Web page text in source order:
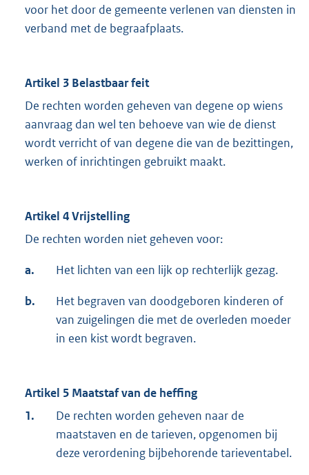
voor het door de gemeente verlenen van diensten in
verband met de begraafplaats.
Artikel 3 Belastbaar feit
De rechten worden geheven van degene op wiens
aanvraag dan wel ten behoeve van wie de dienst
wordt verricht of van degene die van de bezittingen,
werken of inrichtingen gebruikt maakt.
Artikel 4 Vrijstelling
De rechten worden niet geheven voor:
a. Het lichten van een lijk op rechterlijk gezag.
b.
Het begraven van doodgeboren kinderen of
van zuigelingen die met de overleden moeder
in een kist wordt begraven.
Artikel 5 Maatstaf van de heffing
1.
De rechten worden geheven naar de
maatstaven en de tarieven, opgenomen bij
deze verordening bijbehorende tarieventabel.